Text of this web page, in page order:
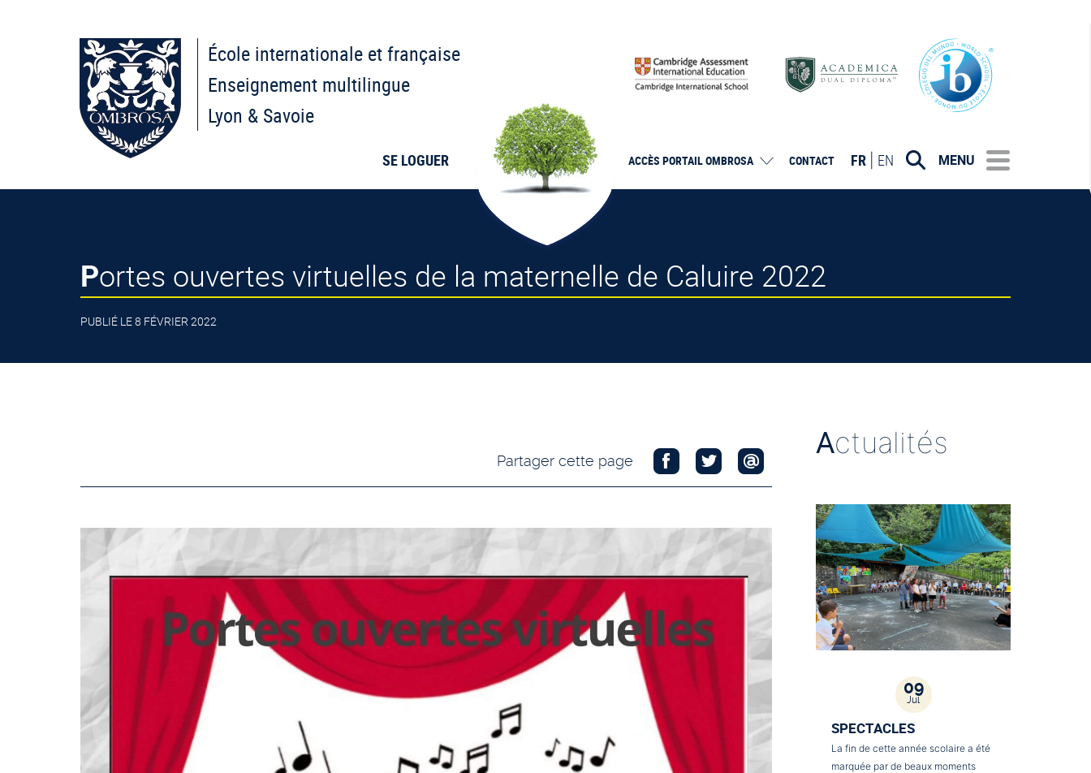
École internationale et française
Enseignement multilingue
Lyon & Savoie
SE LOGUER ACCÈS PORTAILOMBROSA CONTACT FR EN MENU
Portes ouvertes virtuelles de la maternelle de Caluire 2022
PUBLIÉ LE 8 FÉVRIER 2022
Partager cette page Actualités
09
Jul
SPECTACLES
La fin de cette année scolaire a été
marquée par de beaux moments